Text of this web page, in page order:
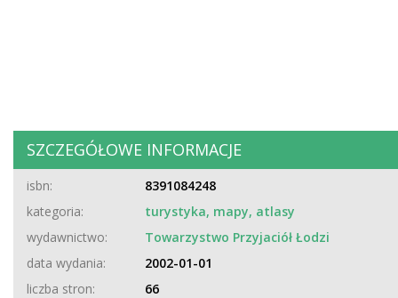
SZCZEGÓŁOWE INFORMACJE
isbn:
8391084248
kategoria:
turystyka, mapy, atlasy
wydawnictwo:
Towarzystwo Przyjaciół Łodzi
data wydania:
2002-01-01
liczba stron:
66